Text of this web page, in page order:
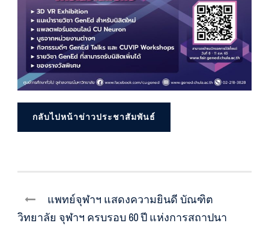
กลับไปหน้าข่าวประชาสัมพันธ์
แพทย์จุฬาฯ แสดงความยินดี บัณฑิต
วิทยาลัย จุฬาฯ ครบรอบ 60 ปี แห่งการสถาปนา